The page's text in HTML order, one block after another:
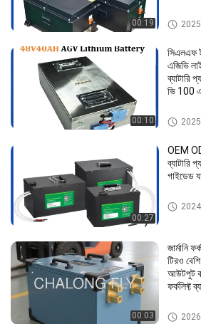
00:19
Energy
y
00:10
সিএলএফ
এজিভি
ব্যাটারি
ভি 100
AGV
00:27
OEM
ব্যাটারি
গাইডেড
AGV
00:03
জার্মানি
টিরও
আউটপুট
ফর্কলিফ্ট
Forklift